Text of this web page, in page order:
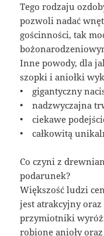
Tego rodzaju
pozwoli nadać
gościnności, tak
Inne powody, dla
szopki i aniołki
• gigantyczny
• nadzwyczajna
• ciekawe
• całkowitą
Co czyni z
podarunek?
Większość ludzi
jest atrakcyjny
przymiotniki
robione anioły